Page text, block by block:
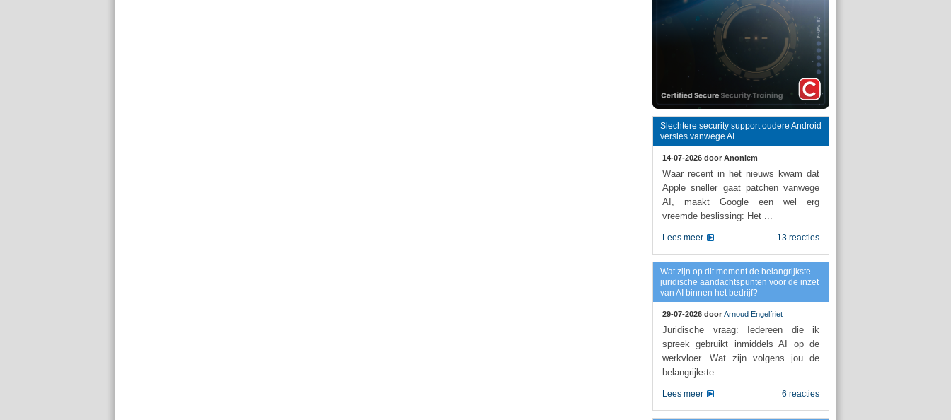
Slechtere security support oudere Android
versies vanwege AI
14-07-2026 door Anoniem
Waar recent in het nieuws kwam dat
Apple sneller gaat patchen vanwege
AI, maakt Google een wel erg
vreemde beslissing: Het ...
13 reacties
Lees meer
Wat zijn op dit moment de belangrijkste
juridische aandachtspunten voor de inzet
van AI binnen het bedrijf?
29-07-2026 door Arnoud Engelfriet
Juridische vraag: Iedereen die ik
spreek gebruikt inmiddels AI op de
werkvloer. Wat zijn volgens jou de
belangrijkste ...
6 reacties
Lees meer